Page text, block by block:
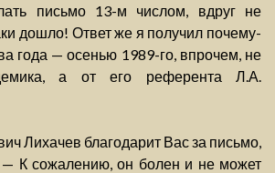
письмо 13-м числом, вдруг не
дошло! Ответ же я получил почему-
года — осенью 1989-го, впрочем, не
а от его референта Л.А.
Лихачев благодарит Вас за письмо,
К сожалению, он болен и не может